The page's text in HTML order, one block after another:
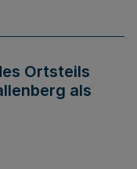
Ortsteils
als